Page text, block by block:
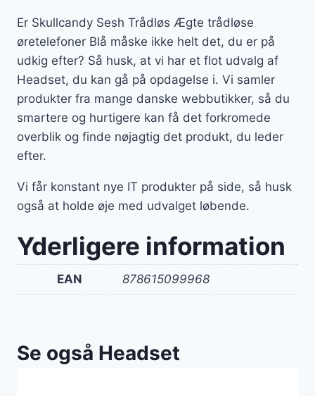
Er Skullcandy Sesh Trådløs Ægte trådløse
øretelefoner Blå måske ikke helt det, du er på
udkig efter? Så husk, at vi har et flot udvalg af
Headset, du kan gå på opdagelse i. Vi samler
produkter fra mange danske webbutikker, så du
smartere og hurtigere kan få det forkromede
overblik og finde nøjagtig det produkt, du leder
efter.
Vi får konstant nye IT produkter på side, så husk
også at holde øje med udvalget løbende.
Yderligere information
EAN 878615099968
Se også Headset